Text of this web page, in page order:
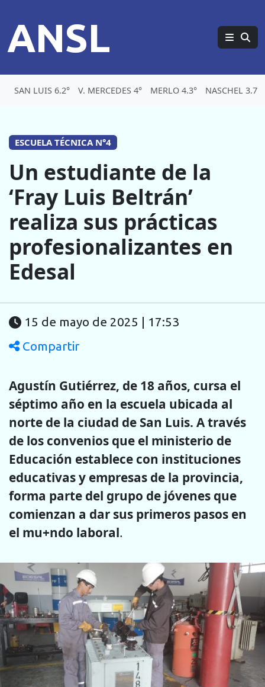
ANSL
SAN LUIS 6.2° V. MERCEDES 4° MERLO 4.3° NASCHEL 3.7°
ESCUELA TÉCNICA N°4
Un estudiante de la
‘Fray Luis Beltrán’
realiza sus prácticas
profesionalizantes en
Edesal
15 de mayo de 2025 | 17:53
Compartir
Agustín Gutiérrez, de 18 años, cursa el
séptimo año en la escuela ubicada al
norte de la ciudad de San Luis. A través
de los convenios que el ministerio de
Educación establece con instituciones
educativas y empresas de la provincia,
forma parte del grupo de jóvenes que
comienzan a dar sus primeros pasos en
el mu+ndo laboral.